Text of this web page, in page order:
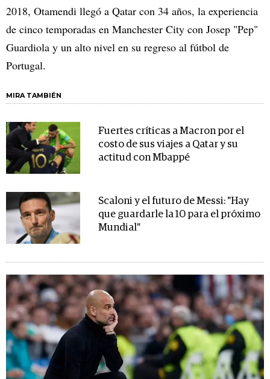
2018, Otamendi llegó a Qatar con 34 años, la experiencia
de cinco temporadas en Manchester City con Josep "Pep"
Guardiola y un alto nivel en su regreso al fútbol de
Portugal.
MIRA TAMBIÉN
Fuertes críticas a Macron por el
costo de sus viajes a Qatar y su
actitud con Mbappé
Scaloni y el futuro de Messi: "Hay
que guardarle la 10 para el próximo
Mundial"